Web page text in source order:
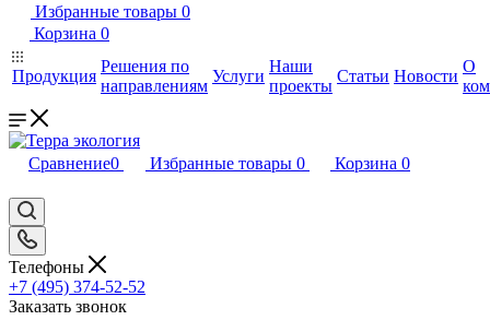
Избранные товары 0
Корзина 0
Продукция
Решения по
направлениям
Услуги
Наши
проекты
Статьи Новости
О
Сравнение0 Избранные товары 0 Корзина 0
Телефоны
+7 (495) 374-52-52
Заказать звонок